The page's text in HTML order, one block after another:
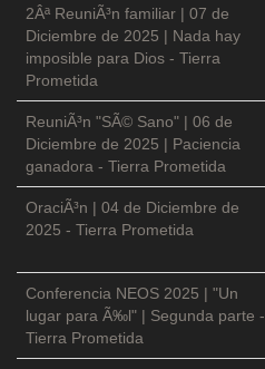
2Âª ReuniÃ³n familiar | 07 de
Diciembre de 2025 | Nada hay
imposible para Dios - Tierra
Prometida
ReuniÃ³n "SÃ© Sano" | 06 de
Diciembre de 2025 | Paciencia
ganadora - Tierra Prometida
OraciÃ³n | 04 de Diciembre de
2025 - Tierra Prometida
Conferencia NEOS 2025 | "Un
lugar para Ã‰l" | Segunda parte -
Tierra Prometida